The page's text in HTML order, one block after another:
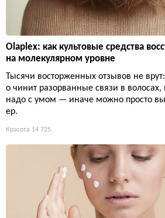
Olaplex: как культовые средства
на молекулярном уровне
Тысячи восторженных отзывов не
о чинит разорванные связи в
надо с умом — иначе можно просто
ер.
Красота 14 725